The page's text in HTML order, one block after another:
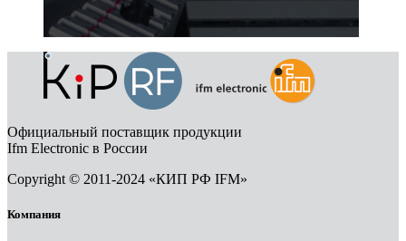
Официальный поставщик продукции
Ifm Electronic в России
Copyright © 2011-2024 «КИП РФ IFM»
Компания